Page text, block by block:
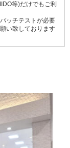
等)だけでもご利
ッチテストが必要
い致しております